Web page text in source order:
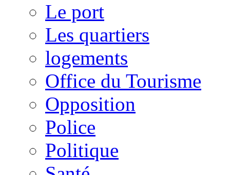
Le port
Les quartiers
logements
Office du Tourisme
Opposition
Police
Politique